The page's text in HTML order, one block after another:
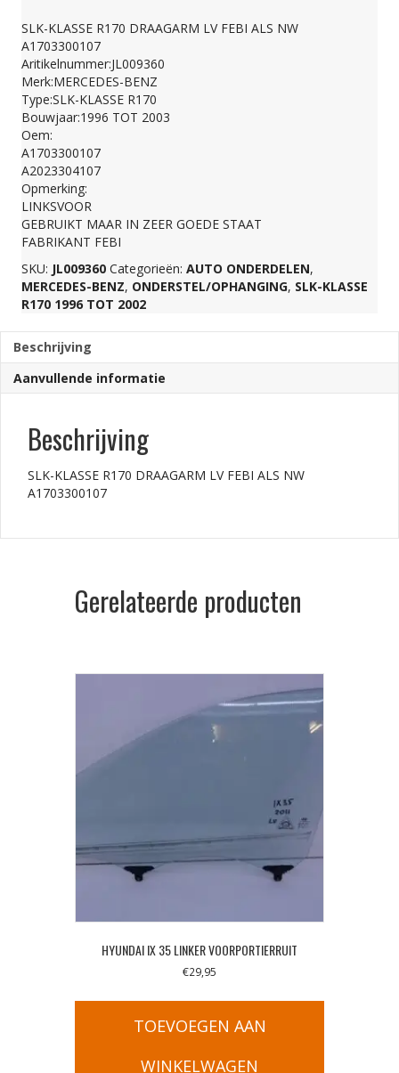
R170
DRAAGARM
LV
FEBI
ALS
NW
A1703300107
aantal
SLK-KLASSE R170 DRAAGARM LV FEBI ALS NW
A1703300107
Aritikelnummer:JL009360
Merk:MERCEDES-BENZ
Type:SLK-KLASSE R170
Bouwjaar:1996 TOT 2003
Oem:
A1703300107
A2023304107
Opmerking:
LINKSVOOR
GEBRUIKT MAAR IN ZEER GOEDE STAAT
FABRIKANT FEBI
SKU: JL009360 Categorieën: AUTO ONDERDELEN,
MERCEDES-BENZ, ONDERSTEL/OPHANGING, SLK-KLASSE
R170 1996 TOT 2002
Beschrijving
Aanvullende informatie
Beschrijving
SLK-KLASSE R170 DRAAGARM LV FEBI ALS NW
A1703300107
Gerelateerde producten
HYUNDAI IX 35 LINKER VOORPORTIERRUIT
€29,95
TOEVOEGEN AAN
WINKELWAGEN